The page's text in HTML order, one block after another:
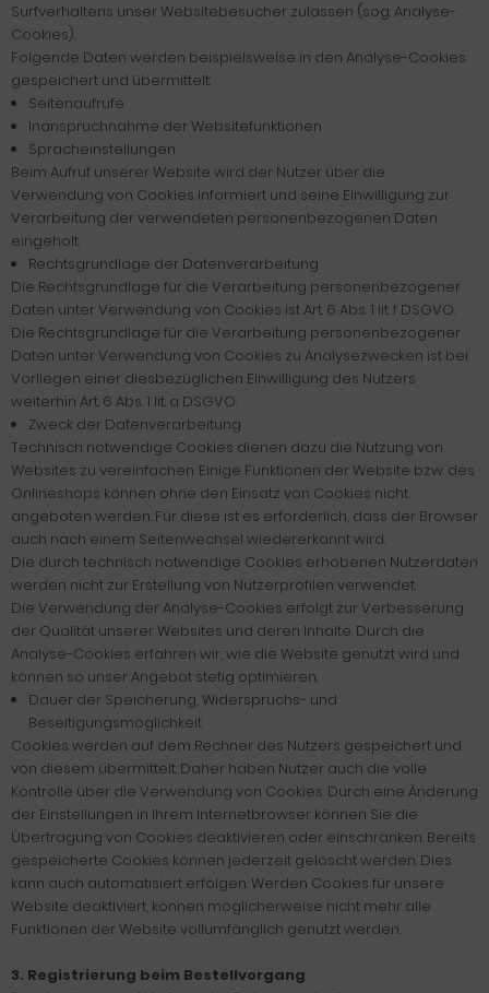
Surfverhaltens unser Websitebesucher zulassen (sog. Analyse-
Cookies).
Folgende Daten werden beispielsweise in den Analyse-Cookies
gespeichert und übermittelt:
Seitenaufrufe
Inanspruchnahme der Websitefunktionen
Spracheinstellungen
Beim Aufruf unserer Website wird der Nutzer über die
Verwendung von Cookies informiert und seine Einwilligung zur
Verarbeitung der verwendeten personenbezogenen Daten
eingeholt.
Rechtsgrundlage der Datenverarbeitung
Die Rechtsgrundlage für die Verarbeitung personenbezogener
Daten unter Verwendung von Cookies ist Art. 6 Abs. 1 lit. f DSGVO.
Die Rechtsgrundlage für die Verarbeitung personenbezogener
Daten unter Verwendung von Cookies zu Analysezwecken ist bei
Vorliegen einer diesbezüglichen Einwilligung des Nutzers
weiterhin Art. 6 Abs. 1 lit. a DSGVO.
Zweck der Datenverarbeitung
Technisch notwendige Cookies dienen dazu die Nutzung von
Websites zu vereinfachen. Einige Funktionen der Website bzw. des
Onlineshops können ohne den Einsatz von Cookies nicht
angeboten werden. Für diese ist es erforderlich, dass der Browser
auch nach einem Seitenwechsel wiedererkannt wird.
Die durch technisch notwendige Cookies erhobenen Nutzerdaten
werden nicht zur Erstellung von Nutzerprofilen verwendet.
Die Verwendung der Analyse-Cookies erfolgt zur Verbesserung
der Qualität unserer Websites und deren Inhalte. Durch die
Analyse-Cookies erfahren wir, wie die Website genutzt wird und
können so unser Angebot stetig optimieren.
Dauer der Speicherung, Widerspruchs- und
Beseitigungsmöglichkeit
Cookies werden auf dem Rechner des Nutzers gespeichert und
von diesem übermittelt. Daher haben Nutzer auch die volle
Kontrolle über die Verwendung von Cookies. Durch eine Änderung
der Einstellungen in Ihrem Internetbrowser können Sie die
Übertragung von Cookies deaktivieren oder einschränken. Bereits
gespeicherte Cookies können jederzeit gelöscht werden. Dies
kann auch automatisiert erfolgen. Werden Cookies für unsere
Website deaktiviert, können möglicherweise nicht mehr alle
Funktionen der Website vollumfänglich genutzt werden.
3. Registrierung beim Bestellvorgang